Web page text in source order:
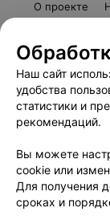
О проекте
Наш сайт
удобства
статистики и
рекомендаций.
Вы можете
cookie или
Для получения
сроках и